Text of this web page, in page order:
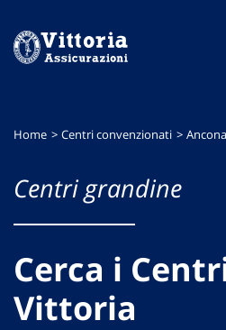
menu
contenuto
footer
Home Centri convenzionati Ancona
Centri grandine
Cerca i
Vittoria